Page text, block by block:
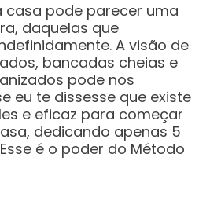
casa pode parecer uma
daquelas que
A visão de
bancadas cheias e
pode nos
eu te dissesse que existe
e eficaz para começar
dedicando apenas 5
é o poder do Método